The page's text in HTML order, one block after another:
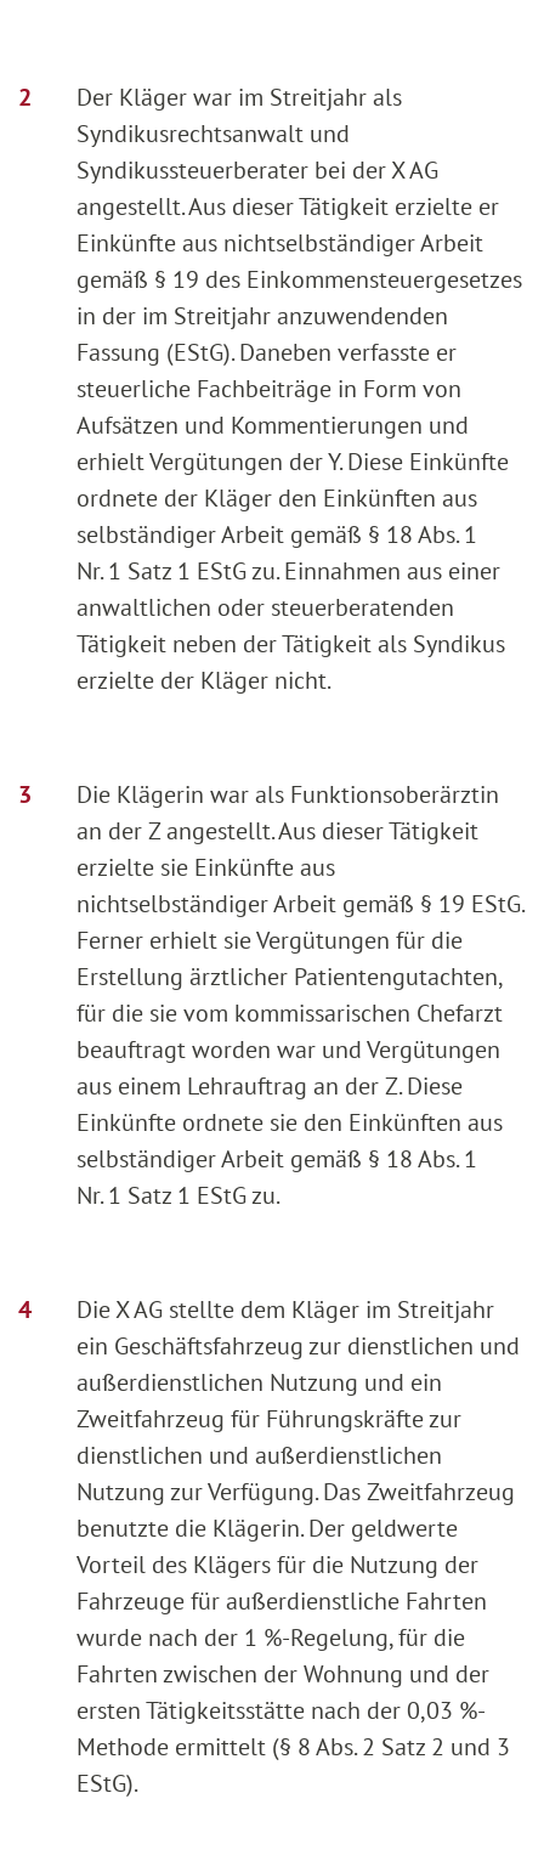
Der Kläger war im Streitjahr als
Syndikusrechtsanwalt und
Syndikussteuerberater bei der X AG
angestellt. Aus dieser Tätigkeit erzielte er
Einkünfte aus nichtselbständiger Arbeit
gemäß § 19 des Einkommensteuergesetzes
in der im Streitjahr anzuwendenden
Fassung (EStG). Daneben verfasste er
steuerliche Fachbeiträge in Form von
Aufsätzen und Kommentierungen und
erhielt Vergütungen der Y. Diese Einkünfte
ordnete der Kläger den Einkünften aus
selbständiger Arbeit gemäß § 18 Abs. 1
Nr. 1 Satz 1 EStG zu. Einnahmen aus einer
anwaltlichen oder steuerberatenden
Tätigkeit neben der Tätigkeit als Syndikus
erzielte der Kläger nicht.
Die Klägerin war als Funktionsoberärztin
an der Z angestellt. Aus dieser Tätigkeit
erzielte sie Einkünfte aus
nichtselbständiger Arbeit gemäß § 19 EStG.
Ferner erhielt sie Vergütungen für die
Erstellung ärztlicher Patientengutachten,
für die sie vom kommissarischen Chefarzt
beauftragt worden war und Vergütungen
aus einem Lehrauftrag an der Z. Diese
Einkünfte ordnete sie den Einkünften aus
selbständiger Arbeit gemäß § 18 Abs. 1
Nr. 1 Satz 1 EStG zu.
Die X AG stellte dem Kläger im Streitjahr
ein Geschäftsfahrzeug zur dienstlichen und
außerdienstlichen Nutzung und ein
Zweitfahrzeug für Führungskräfte zur
dienstlichen und außerdienstlichen
Nutzung zur Verfügung. Das Zweitfahrzeug
benutzte die Klägerin. Der geldwerte
Vorteil des Klägers für die Nutzung der
Fahrzeuge für außerdienstliche Fahrten
wurde nach der 1 %-Regelung, für die
Fahrten zwischen der Wohnung und der
ersten Tätigkeitsstätte nach der 0,03 %-
Methode ermittelt (§ 8 Abs. 2 Satz 2 und 3
EStG).